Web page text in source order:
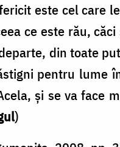
este cel care
ce este rău,
din toate
pentru lume
și se va face
)